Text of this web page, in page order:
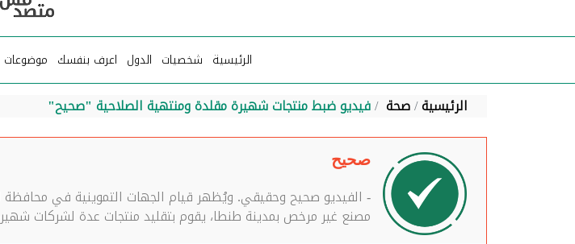
الرئيسية شخصيات الدول اعرف بنفسك موضوعات
الرئيسية صحة فيديو ضبط منتجات شهيرة مقلدة ومنتهية الصلاحية "صحيح"
صحيح
- الفيديو صحيح وحقيقي. ويُظهر قيام الجهات التموينية في محافظة
مصنع غير مرخص بمدينة طنطا، يقوم بتقليد منتجات عدة لشركات